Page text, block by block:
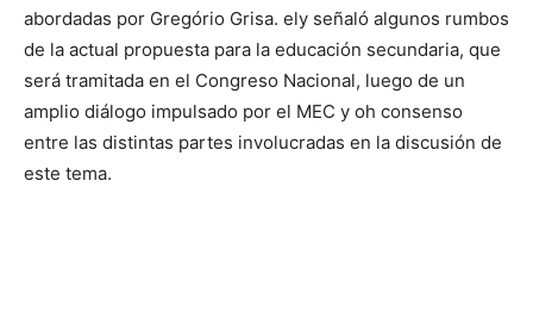
abordadas por Gregório Grisa. ely señaló algunos rumbos
de la actual propuesta para la educación secundaria, que
será tramitada en el Congreso Nacional, luego de un
amplio diálogo impulsado por el MEC y oh consenso
entre las distintas partes involucradas en la discusión de
este tema.